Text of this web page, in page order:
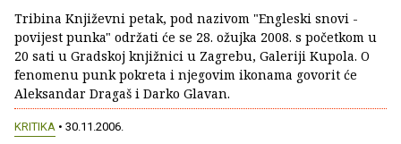
Tribina Književni petak, pod nazivom "Engleski snovi -
povijest punka" održati će se 28. ožujka 2008. s početkom u
20 sati u Gradskoj knjižnici u Zagrebu, Galeriji Kupola. O
fenomenu punk pokreta i njegovim ikonama govorit će
Aleksandar Dragaš i Darko Glavan.
KRITIKA • 30.11.2006.